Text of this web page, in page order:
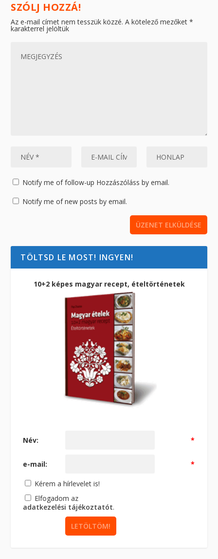
SZÓLJ HOZZÁ!
Az e-mail címet nem tesszük közzé. A kötelező mezőket*
karakterrel jelöltük
Notify me of follow-up Hozzászóláss by email.
Notify me of new posts by email.
TÖLTSD LE MOST! INGYEN!
10+2 képes magyar recept, ételtörténetek
Név: *
e-mail: *
Kérem a hírlevelet is!
Elfogadom az
adatkezelési tájékoztatót.